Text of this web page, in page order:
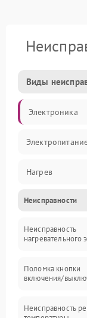
Виды
Электроника
Нагрев
Механические
Неисправности
Неисправность
нагревательного
Поломка кнопки
включения/
Неисправность